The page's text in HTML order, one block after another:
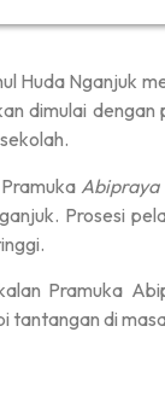
Huda Nganjuk
dimulai
Prosesi
Pramuka
tantangan di